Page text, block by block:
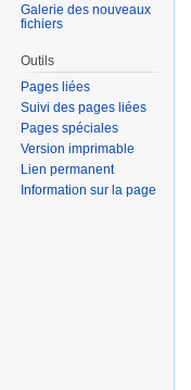
Galerie des nouveaux
fichiers
Outils
Pages liées
Suivi des pages liées
Pages spéciales
Version imprimable
Lien permanent
Information sur la page